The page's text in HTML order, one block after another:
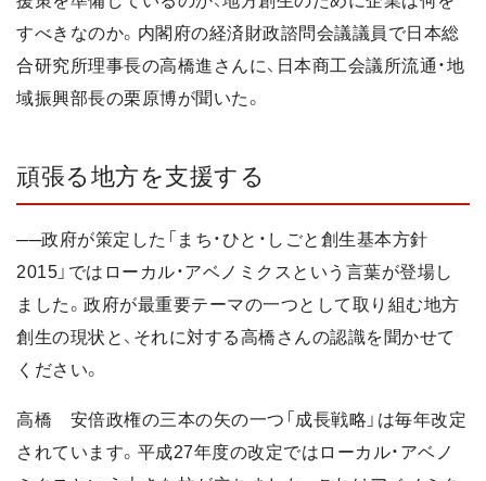
すべきなのか。内閣府の経済財政諮問会議議員で日本総
合研究所理事長の高橋進さんに、日本商工会議所流通・地
域振興部長の栗原博が聞いた。
頑張る地方を支援する
──政府が策定した「まち・ひと・しごと創生基本方針
2015」ではローカル・アベノミクスという言葉が登場し
ました。政府が最重要テーマの一つとして取り組む地方
創生の現状と、それに対する高橋さんの認識を聞かせて
ください。
高橋 安倍政権の三本の矢の一つ「成長戦略」は毎年改定
されています。平成27年度の改定ではローカル・アベノ